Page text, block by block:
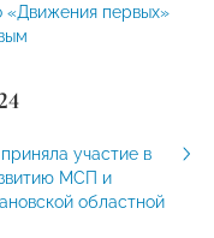
«Движения первых»
участие в
МСП и
областной